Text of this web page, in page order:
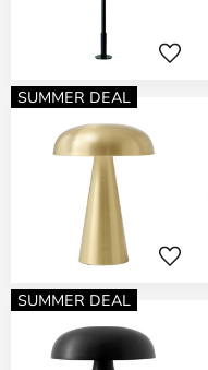
SUMMER DEAL
SUMMER DEAL